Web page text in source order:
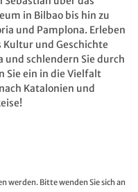
in Bilbao bis hin zu
und Pamplona. Erleben
Kultur und Geschichte
und schlendern Sie durch
Sie ein in die Vielfalt
Katalonien und
werden. Bitte wenden Sie sich an